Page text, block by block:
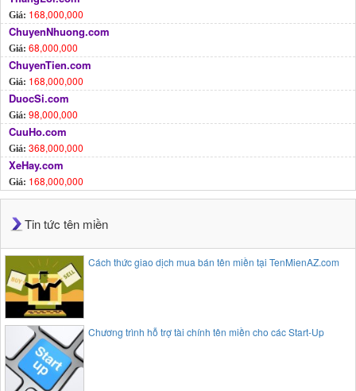
Giá: 168,000,000
ChuyenNhuong.com
Giá: 68,000,000
ChuyenTien.com
Giá: 168,000,000
DuocSi.com
Giá: 98,000,000
CuuHo.com
Giá: 368,000,000
XeHay.com
Giá: 168,000,000
Tin tức tên miền
Cách thức giao dịch mua bán tên miền tại TenMienAZ.com
Chương trình hỗ trợ tài chính tên miền cho các Start-Up